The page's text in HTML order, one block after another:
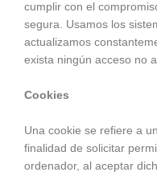
cumplir con el
segura. Usamos los
actualizamos
exista ningún acceso no
Cookies
Una cookie se refiere a
finalidad de solicitar
ordenador, al aceptar